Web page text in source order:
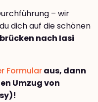
– wir
dich auf die schönen
nach Iasi
Formularaus, dann
Umzug von